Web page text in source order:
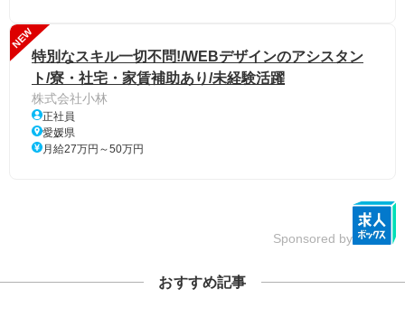
NEW
特別なスキル一切不問!/WEBデザインのアシスタン
ト/寮・社宅・家賃補助あり/未経験活躍
株式会社小林
正社員
愛媛県
月給27万円～50万円
Sponsored by
おすすめ記事